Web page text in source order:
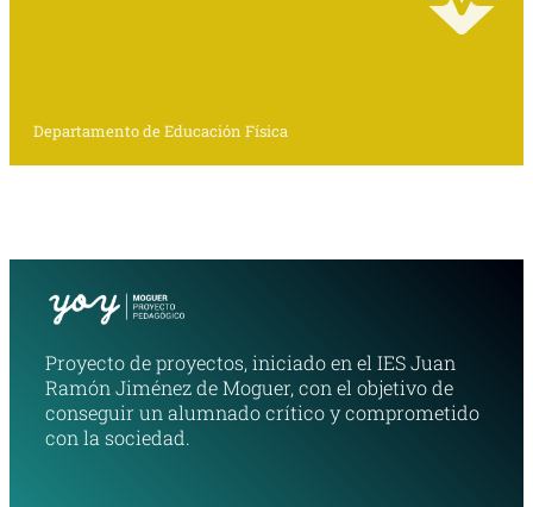
Departamento de Educación Física
Proyecto de proyectos, iniciado en el IES Juan
Ramón Jiménez de Moguer, con el objetivo de
conseguir un alumnado crítico y comprometido
con la sociedad.